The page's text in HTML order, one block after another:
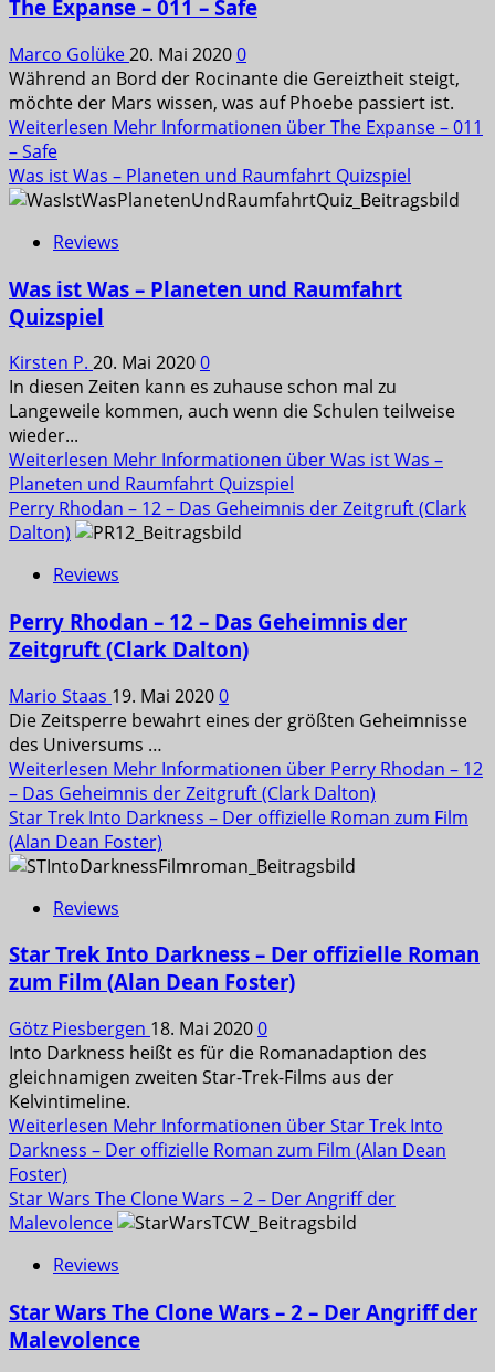
The Expanse – 011 – Safe
Marco Golüke20. Mai 20200
Während an Bord der Rocinante die Gereiztheit steigt,
möchte der Mars wissen, was auf Phoebe passiert ist.
Weiterlesen Mehr Informationen über The Expanse – 011
– Safe
Was ist Was – Planeten und Raumfahrt Quizspiel
Reviews
Was ist Was – Planeten und Raumfahrt
Quizspiel
Kirsten P. 20. Mai 20200
In diesen Zeiten kann es zuhause schon mal zu
Langeweile kommen, auch wenn die Schulen teilweise
wieder...
Weiterlesen Mehr Informationen über Was ist Was –
Planeten und Raumfahrt Quizspiel
Perry Rhodan – 12 – Das Geheimnis der Zeitgruft (Clark
Dalton)
Reviews
Perry Rhodan – 12 – Das Geheimnis der
Zeitgruft (Clark Dalton)
Mario Staas 19. Mai 20200
Die Zeitsperre bewahrt eines der größten Geheimnisse
des Universums …
Weiterlesen Mehr Informationen über Perry Rhodan – 12
– Das Geheimnis der Zeitgruft (Clark Dalton)
Star Trek Into Darkness – Der offizielle Roman zum Film
(Alan Dean Foster)
Reviews
Star Trek Into Darkness – Der offizielle Roman
zum Film (Alan Dean Foster)
Götz Piesbergen 18. Mai 20200
Into Darkness heißt es für die Romanadaption des
gleichnamigen zweiten Star-Trek-Films aus der
Kelvintimeline.
Weiterlesen Mehr Informationen über Star Trek Into
Darkness – Der offizielle Roman zum Film (Alan Dean
Foster)
Star Wars The Clone Wars – 2 – Der Angriff der
Malevolence
Reviews
Star Wars The Clone Wars – 2 – Der Angriff der
Malevolence